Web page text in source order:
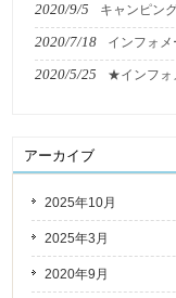
2020/9/5 キャンピン
2020/7/18 インフォ
2020/5/25 ★インフォ
アーカイブ
2025年10月
2025年3月
2020年9月